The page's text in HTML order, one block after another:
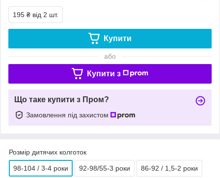
195 ₴ від 2 шт.
Купити
або
Купити з
Що таке купити з Пром?
Замовлення під захистом
Розмір дитячих колготок
98-104 / 3-4 роки 92-98/55-3 роки 86-92 / 1,5-2 роки